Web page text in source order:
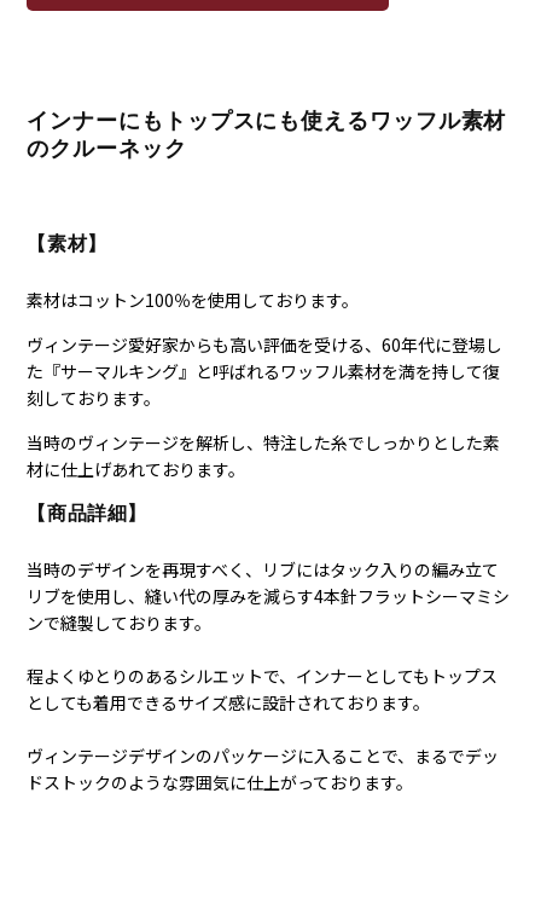
インナーにもトップスにも使えるワッフル素材
のクルーネック
【素材】
素材はコットン100％を使用しております。
ヴィンテージ愛好家からも高い評価を受ける、60年代に登場し
た『サーマルキング』と呼ばれるワッフル素材を満を持して復
刻しております。
当時のヴィンテージを解析し、特注した糸でしっかりとした素
材に仕上げあれております。
【商品詳細】
当時のデザインを再現すべく、リブにはタック入りの編み立て
リブを使用し、縫い代の厚みを減らす4本針フラットシーマミシ
ンで縫製しております。
程よくゆとりのあるシルエットで、インナーとしてもトップス
としても着用できるサイズ感に設計されております。
ヴィンテージデザインのパッケージに入ることで、まるでデッ
ドストックのような雰囲気に仕上がっております。